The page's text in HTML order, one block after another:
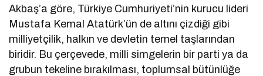
Akbaş’a göre, Türkiye Cumhuriyeti’nin kurucu lideri
Mustafa Kemal Atatürk’ün de altını çizdiği gibi
milliyetçilik, halkın ve devletin temel taşlarından
biridir. Bu çerçevede, milli simgelerin bir parti ya da
grubun tekeline bırakılması, toplumsal bütünlüğe